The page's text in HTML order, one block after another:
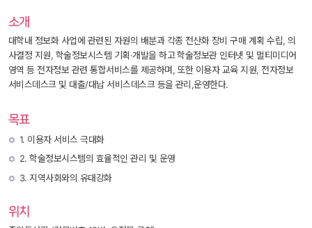
소개
대학내 정보화 사업에 관련된 자원의 배분과 각종 전산화 장비 구매 계획 수립, 의
사결정 지원, 학술정보시스템 기획·개발을 하고 학술정보관 인터넷 및 멀티미디어
영역 등 전자정보 관련 통합서비스를 제공하며, 또한 이용자 교육 지원, 전자정보
서비스데스크 및 대출/대납 서비스데스크 등을 관리,운영한다.
목표
1. 이용자 서비스 극대화
2. 학술정보시스템의 효율적인 관리 및 운영
3. 지역사회와의 유대강화
위치